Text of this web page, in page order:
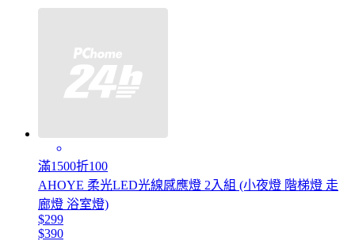
滿1500折100
AHOYE 柔光LED光線感應燈 2入組 (小夜燈 階梯燈 走
廊燈 浴室燈)
$299
$390